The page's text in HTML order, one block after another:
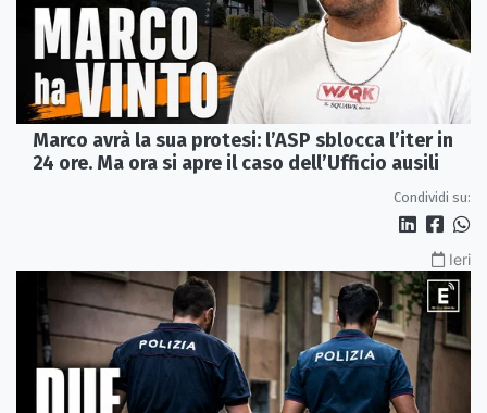
Marco avrà la sua protesi: l’ASP sblocca l’iter in
24 ore. Ma ora si apre il caso dell’Ufficio ausili
Condividi su:
Ieri